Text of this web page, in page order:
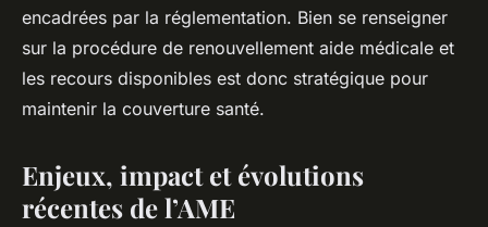
encadrées par la réglementation. Bien se renseigner
sur la procédure de renouvellement aide médicale et
les recours disponibles est donc stratégique pour
maintenir la couverture santé.
Enjeux, impact et évolutions
récentes de l’AME